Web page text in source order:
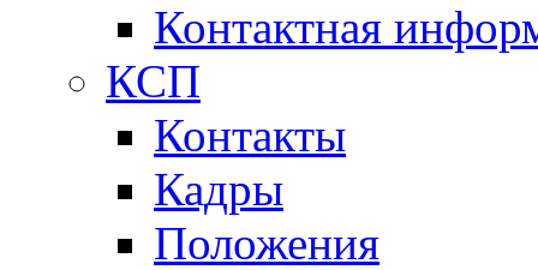
Контактная
КСП
Контакты
Кадры
Положения